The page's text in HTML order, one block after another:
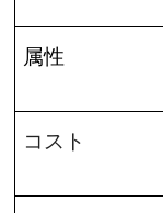
属性
コスト